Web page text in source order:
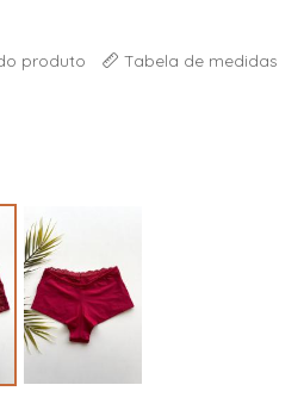
produto Tabela de medidas